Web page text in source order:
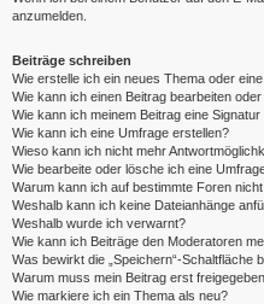
anzumelden.
Beiträge schreiben
Wie erstelle ich ein neues Thema oder
Wie kann ich einen Beitrag bearbeiten
Wie kann ich meinem Beitrag eine Signatur
Wie kann ich eine Umfrage erstellen?
Wieso kann ich nicht mehr
Wie bearbeite oder lösche ich eine
Warum kann ich auf bestimmte Foren
Weshalb kann ich keine Dateianhänge
Weshalb wurde ich verwarnt?
Wie kann ich Beiträge den Moderatoren
Was bewirkt die „Speichern“-Schaltfläche
Warum muss mein Beitrag erst
Wie markiere ich ein Thema als neu?